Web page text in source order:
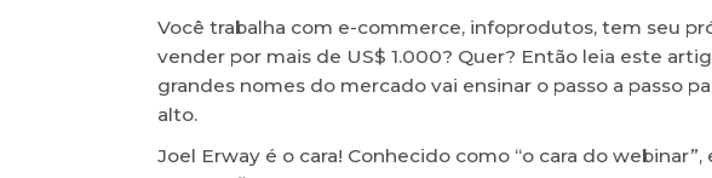
Você trabalha com e-commerce, infoprodutos, tem seu
vender por mais de US$ 1.000? Quer? Então leia este
grandes nomes do mercado vai ensinar o passo a passo
alto.
Joel Erway é o cara! Conhecido como “o cara do